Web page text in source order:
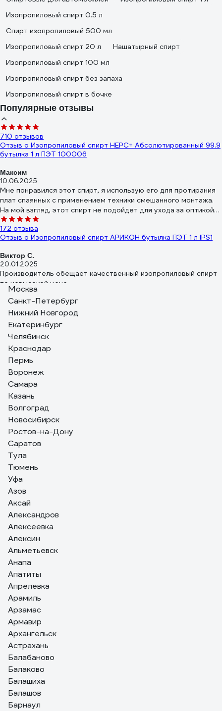
Изопропиловый спирт 0.5 л
Спирт изопропиловый 500 мл
Изопропиловый спирт 20 л
Нашатырный спирт
Изопропиловый спирт 100 мл
Изопропиловый спирт без запаха
Изопропиловый спирт в бочке
Популярные отзывы
710 отзывов
Отзыв о Изопропиловый спирт НЕРС+ Абсолютированный 99.9
бутылка 1 л ПЭТ 100006
Максим
10.06.2025
Мне понравился этот спирт, я использую его для протирания
плат спаянных с применением техники смешанного монтажа.
На мой взгляд, этот спирт не подойдет для ухода за оптикой
лазерных систем (оставляет белый налет)
172 отзыва
Отзыв о Изопропиловый спирт АРИКОН бутылка ПЭТ 1 л IPS1
Виктор С.
20.01.2025
Производитель обещает качественный изопропиловый спирт
по невысокой цене.
32 отзыва
Отзыв о Спирт изопропиловый Одуванчик ГОСТ 9805-84, 0,5
л бутылка 4627106670645
Владимир
22.12.2024
Недорого
Москва
Санкт-Петербург
Нижний Новгород
Екатеринбург
Челябинск
Краснодар
Пермь
Воронеж
Самара
Казань
Волгоград
Новосибирск
Ростов-на-Дону
Саратов
Тула
Тюмень
Уфа
Азов
Аксай
Александров
Алексеевка
Алексин
Альметьевск
Анапа
Апатиты
Апрелевка
Арамиль
Арзамас
Армавир
Архангельск
Астрахань
Балабаново
Балаково
Балашиха
Балашов
Барнаул